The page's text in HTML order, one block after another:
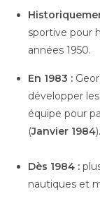
sportive pour
années 1950.
En 1983 :
développer
équipe pour
(Janvier 1984).
Dès 1984 :
nautiques et